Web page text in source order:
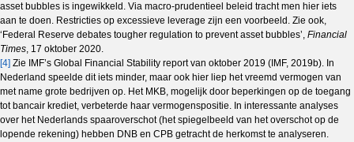
asset bubbles is ingewikkeld. Via macro-prudentieel beleid tracht men hier iets
aan te doen. Restricties op excessieve leverage zijn een voorbeeld. Zie ook,
‘Federal Reserve debates tougher regulation to prevent asset bubbles’, Financial
Times, 17 oktober 2020.
[4] Zie IMF’s Global Financial Stability report van oktober 2019 (IMF, 2019b). In
Nederland speelde dit iets minder, maar ook hier liep het vreemd vermogen van
met name grote bedrijven op. Het MKB, mogelijk door beperkingen op de toegang
tot bancair krediet, verbeterde haar vermogenspositie. In interessante analyses
over het Nederlands spaaroverschot (het spiegelbeeld van het overschot op de
lopende rekening) hebben DNB en CPB getracht de herkomst te analyseren.